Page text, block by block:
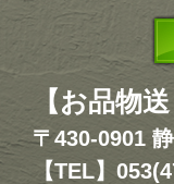
【お品物送
〒430-0901
【TEL】